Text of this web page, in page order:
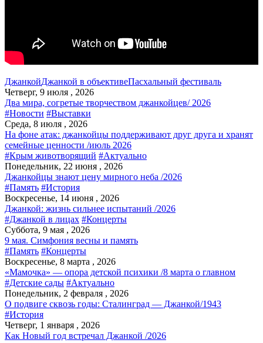
ДжанкойДжанкой в объективеПасхальный фестиваль
Четверг, 9 июля , 2026
Два мира, согретые творчеством джанкойцев/ 2026
#Новости #Выставки
Среда, 8 июля , 2026
На фоне атак: джанкойцы поддерживают друг друга и хранят
семейные ценности /июль 2026
#Крым животворящий #Актуально
Понедельник, 22 июня , 2026
Джанкойцы знают цену мирного неба /2026
#Память #История
Воскресенье, 14 июня , 2026
Джанкой: жизнь сильнее испытаний /2026
#Джанкой в лицах #Концерты
Суббота, 9 мая , 2026
9 мая. Симфония весны и память
#Память #Концерты
Воскресенье, 8 марта , 2026
«Мамочка» — опора детской психики /8 марта о главном
#Детские сады #Актуально
Понедельник, 2 февраля , 2026
О подвиге сквозь годы: Сталинград — Джанкой/1943
#История
Четверг, 1 января , 2026
Как Новый год встречал Джанкой /2026